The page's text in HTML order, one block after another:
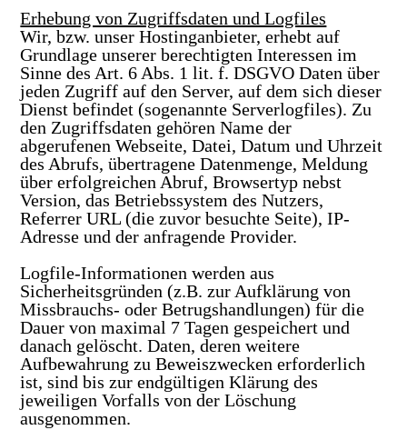
Erhebung von Zugriffsdaten und Logfiles
Wir, bzw. unser Hostinganbieter, erhebt auf
Grundlage unserer berechtigten Interessen im
Sinne des Art. 6 Abs. 1 lit. f. DSGVO Daten über
jeden Zugriff auf den Server, auf dem sich dieser
Dienst befindet (sogenannte Serverlogfiles). Zu
den Zugriffsdaten gehören Name der
abgerufenen Webseite, Datei, Datum und Uhrzeit
des Abrufs, übertragene Datenmenge, Meldung
über erfolgreichen Abruf, Browsertyp nebst
Version, das Betriebssystem des Nutzers,
Referrer URL (die zuvor besuchte Seite), IP-
Adresse und der anfragende Provider.
Logfile-Informationen werden aus
Sicherheitsgründen (z.B. zur Aufklärung von
Missbrauchs- oder Betrugshandlungen) für die
Dauer von maximal 7 Tagen gespeichert und
danach gelöscht. Daten, deren weitere
Aufbewahrung zu Beweiszwecken erforderlich
ist, sind bis zur endgültigen Klärung des
jeweiligen Vorfalls von der Löschung
ausgenommen.